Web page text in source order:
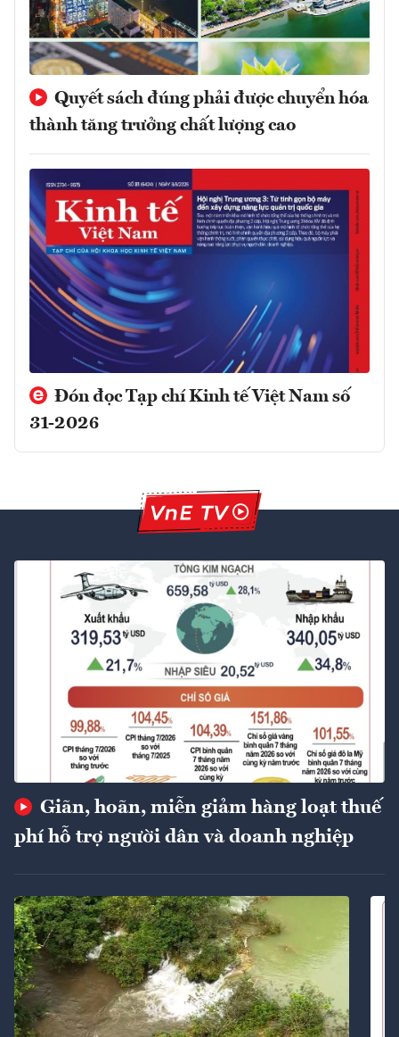
Quyết sách đúng phải được chuyển hóa
thành tăng trưởng chất lượng cao
Đón đọc Tạp chí Kinh tế Việt Nam số
31-2026
Giãn, hoãn, miễn giảm hàng loạt thuế
phí hỗ trợ người dân và doanh nghiệp